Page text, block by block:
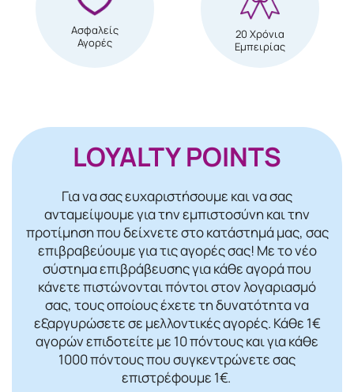
Ασφαλείς
Αγορές
20 Χρόνια
Εμπειρίας
LOYALTY POINTS
Για να σας ευχαριστήσουμε και να σας
ανταμείψουμε για την εμπιστοσύνη και την
προτίμηση που δείχνετε στο κατάστημά μας, σας
επιβραβεύουμε για τις αγορές σας! Mε το νέο
σύστημα επιβράβευσης για κάθε αγορά που
κάνετε πιστώνονται πόντοι στον λογαριασμό
σας, τους οποίους έχετε τη δυνατότητα να
εξαργυρώσετε σε μελλοντικές αγορές. Κάθε 1€
αγορών επιδοτείτε με 10 πόντους και για κάθε
1000 πόντους που συγκεντρώνετε σας
επιστρέφουμε 1€.